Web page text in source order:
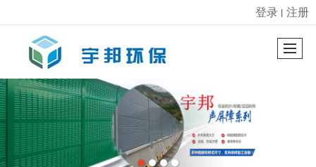
很遗憾，因您的浏览器版本过低导致无法获得最佳浏览体验，推荐下载安装谷歌浏览器！
登录 丨 注册